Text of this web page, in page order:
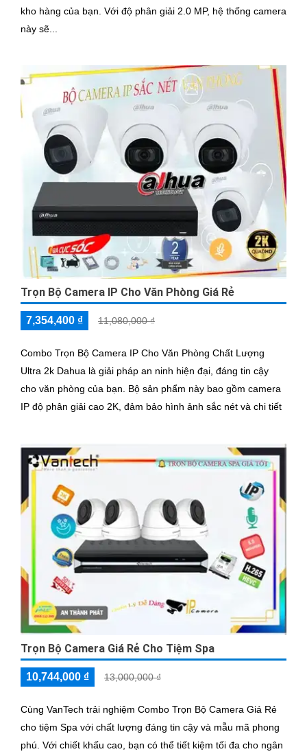
kho hàng của bạn. Với độ phân giải 2.0 MP, hệ thống camera
này sẽ...
Trọn Bộ Camera IP Cho Văn Phòng Giá Rẻ
7,354,400 ₫ 11,080,000 ₫
Combo Trọn Bộ Camera IP Cho Văn Phòng Chất Lượng
Ultra 2k Dahua là giải pháp an ninh hiện đại, đáng tin cậy
cho văn phòng của bạn. Bộ sản phẩm này bao gồm camera
IP độ phân giải cao 2K, đảm bảo hình ảnh sắc nét và chi tiết
Trọn Bộ Camera Giá Rẻ Cho Tiệm Spa
10,744,000 ₫ 13,000,000 ₫
Cùng VanTech trải nghiệm Combo Trọn Bộ Camera Giá Rẻ
cho tiệm Spa với chất lượng đáng tin cậy và mẫu mã phong
phú. Với chiết khấu cao, bạn có thể tiết kiệm tối đa cho ngân